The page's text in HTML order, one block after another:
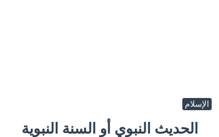
الإسلام
الحديث النبوي أو السنة النبوية